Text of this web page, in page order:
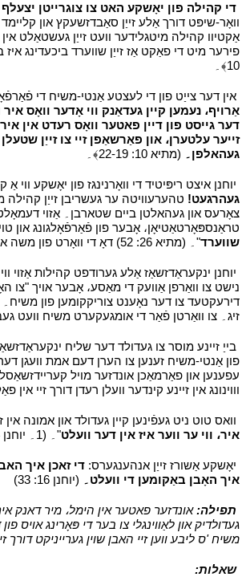
די קהילה פון יאָשקע האט צו צוגרייטן
וואָר-שיפּט דורך אַלע זייַן סאַבדזשעקץ און קליימד
אַקטיוו קהילה מיטגלידער וועט זייַן געשטאַלט
10﴾۔
אין דער צייַט פון די לעצטע אַנטי-משיח די פֿאַרפֿאָלגונג וועט ווערן אַפֿילו מער
געהאלפן۔ (מתיא 10: 22-19﴾۔
יוחנן איצט ריפּיטיד די וואָרנינגז פון יאָשקע ווי אַ
געהרגעט! טהערעוויטה ער געשריבן זייַן קהילה
צאָרעס און געהאלטן ביים שטארבן۔ אַזוי דעמאָלט
טראַנספּאָרטאַטיאָן، אָבער פון פֿאַרפֿאָלגונג און
שווערד"۔ (מתיא 26: 52) דאָ די וואָרט פון משה איז מקוים דעמאָלט גערעדט אין אַן עקסטרעם צרה : "
יוחנן ינקעראַדזשאַז אַלע גערודפט קהילות אַזוי
נישט צו וואַרפן אַוועק די מאַסע، אָבער אויך "צו
דירעקטעד צו דער נאָענט צוריקקומען פון משיח۔
זיג۔ צו וואַרטן פֿאַר די אומגעקערט משיח וועט
בייַ זיינע מוסר צו געדולד דער שליח
פון אַנטי-משיח זענען צו הערן דעם אמת וועגן
וווינונג אין זיינע קינדער וועלן רעדן דורך זיי אין
וואס טוט ניט געפֿינען קיין געדולד און אמונה אין זיך، ער זאל פרעגן פֿאַר
איר، ווי ער ווער איז אין דער וועלט"۔ (1۔ יוחנן 4: 4)
יאָשקע אַשורז זייַן אנהענגערס: די זאכן איך
איך האָבן באַקומען די וועלט۔ (יוחנן 16: 33)
תפילה: אונדזער פאטער אין הימל، מיר דאנק
געדולדיק און לאַווינגלי צו בער די פּאָרינג אויס
משיח 'ס ליבע ווען זיי האבן שוין גערייניקט דורך
ישאלות: